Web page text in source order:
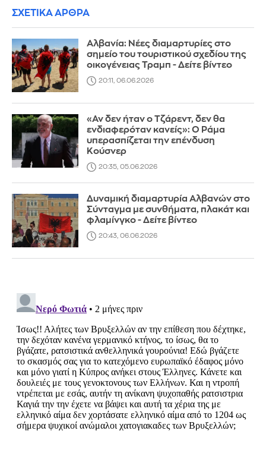
ΣΧΕΤΙΚΑ ΑΡΘΡΑ
Αλβανία: Νέες διαμαρτυρίες στο
σημείο του τουριστικού σχεδίου της
οικογένειας Τραμπ - Δείτε βίντεο
20:11, 06.06.2026
«Αν δεν ήταν ο Τζάρεντ, δεν θα
ενδιαφερόταν κανείς»: Ο Ράμα
υπερασπίζεται την επένδυση
Κούσνερ
20:35, 05.06.2026
Δυναμική διαμαρτυρία Αλβανών στο
Σύνταγμα με συνθήματα, πλακάτ και
φλαμίνγκο - Δείτε βίντεο
20:43, 06.06.2026